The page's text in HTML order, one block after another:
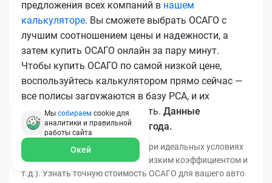
предложения всех компаний в нашем
калькуляторе. Вы сможете выбрать ОСАГО с
лучшим соотношением цены и надежности, а
затем купить ОСАГО онлайн за пару минут.
Чтобы купить ОСАГО по самой низкой цене,
воспользуйтесь калькулятором прямо сейчас —
все полисы загружаются в базу РСА, и их
подлинность легко проверить. Данные
актуальны для марта 2026 года.
*Минимальная цена получена при идеальных условиях
(безаварийный стаж, регион с низким коэффициентом и
т.д.). Узнать точную стоимость ОСАГО для вашего авто
Мы собираем cookie для
аналитики и правильной
работы сайта
Окей